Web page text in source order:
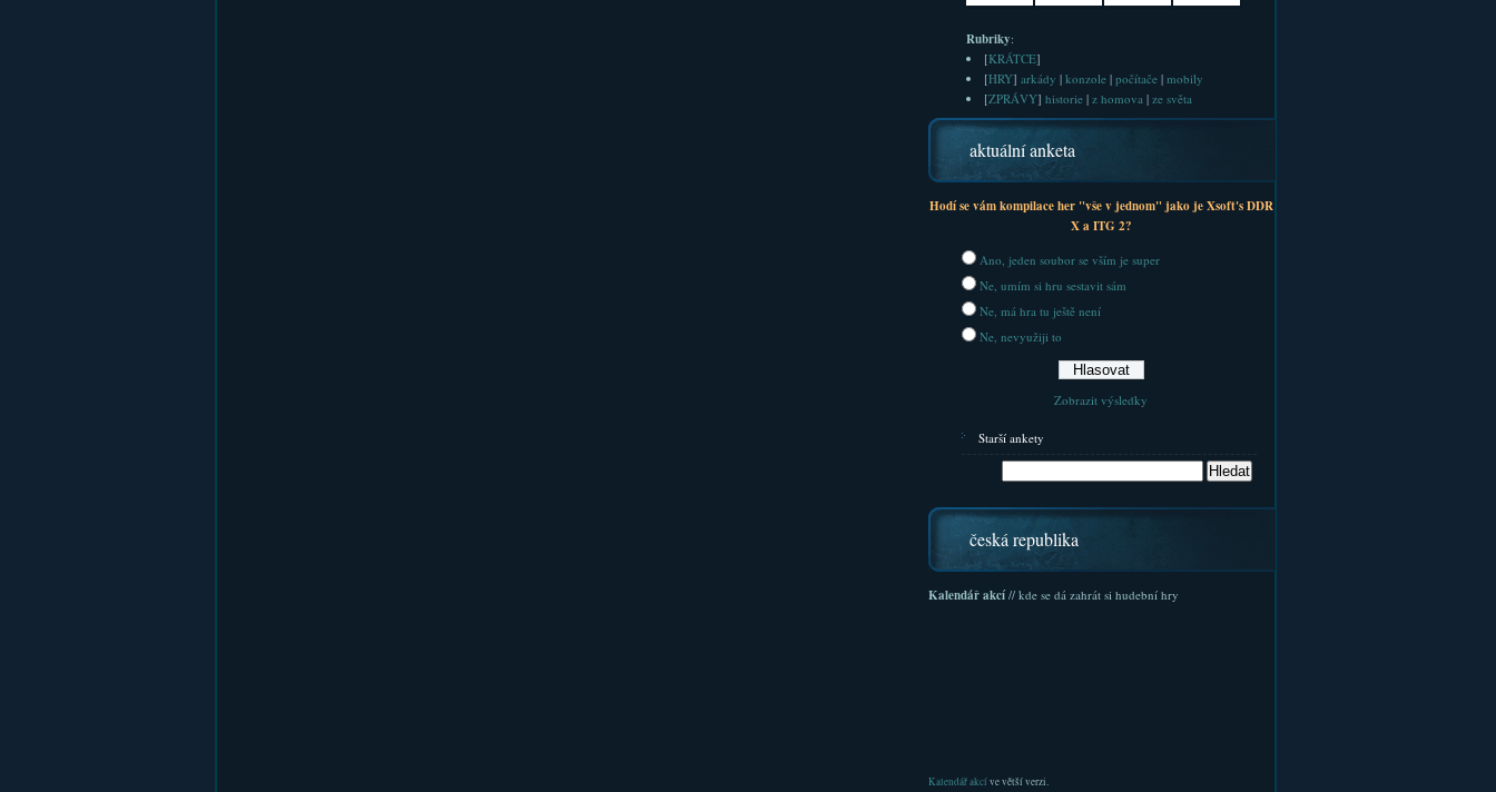
Rubriky:
[KRÁTCE]
[HRY] arkády | konzole| počítače| mobily
[ZPRÁVY] historie| z homova| ze světa
aktuální anketa
Hodí se vám kompilace her "vše v jednom" jako je Xsoft's DDR
X a ITG 2?
Ano, jeden soubor se vším je super
Ne, umím si hru sestavit sám
Ne, má hra tu ještě není
Ne, nevyužiji to
Zobrazit výsledky
Starší ankety
česká republika
Kalendář akcí// kde se dá zahrát si hudební hry
Kalendář akcíve větší verzi.